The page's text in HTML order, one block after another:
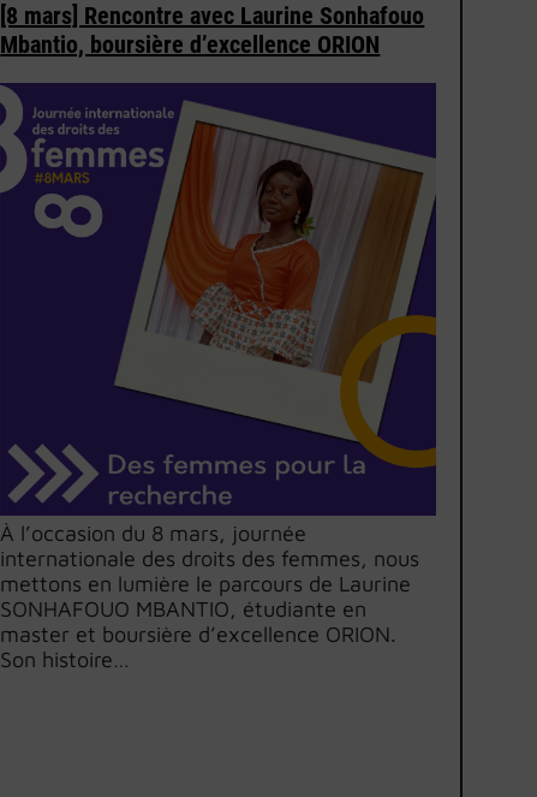
[8 mars] Rencontre avec Laurine Sonhafouo
Mbantio, boursière d’excellence ORION
À l’occasion du 8 mars, journée
internationale des droits des femmes, nous
mettons en lumière le parcours de Laurine
SONHAFOUO MBANTIO, étudiante en
master et boursière d’excellence ORION.
Son histoire…